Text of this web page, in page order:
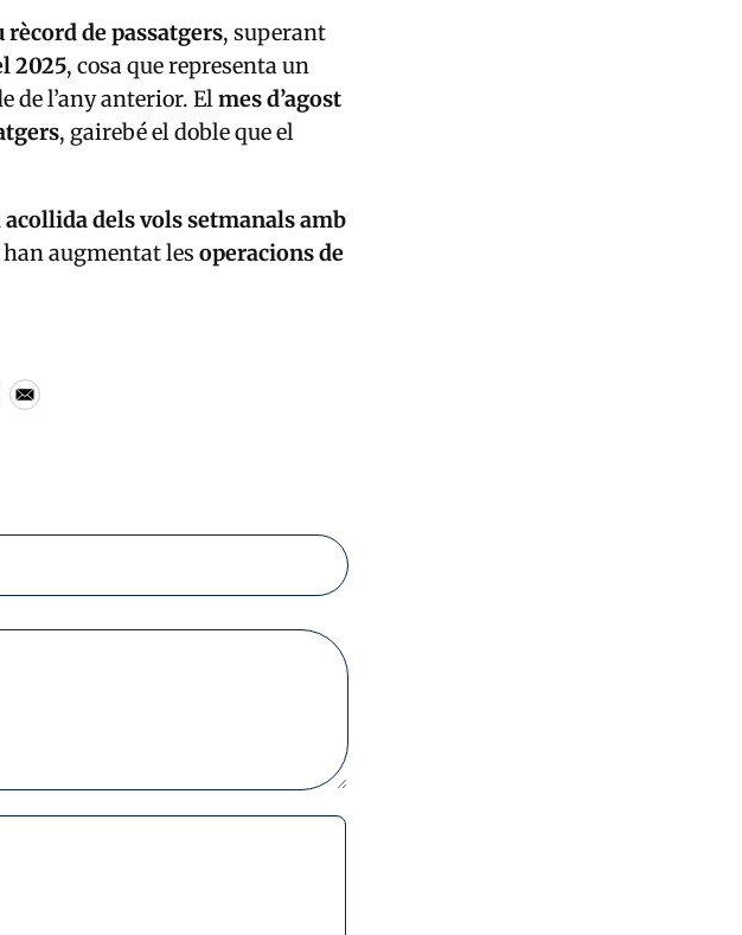
rècord de passatgers, superant
2025, cosa que representa un
de l’any anterior. Elmes d’agost
, gairebé el doble que el
acollida dels vols setmanals amb
han augmentat les operacions de